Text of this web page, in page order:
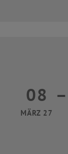
08
MÄRZ 27
–